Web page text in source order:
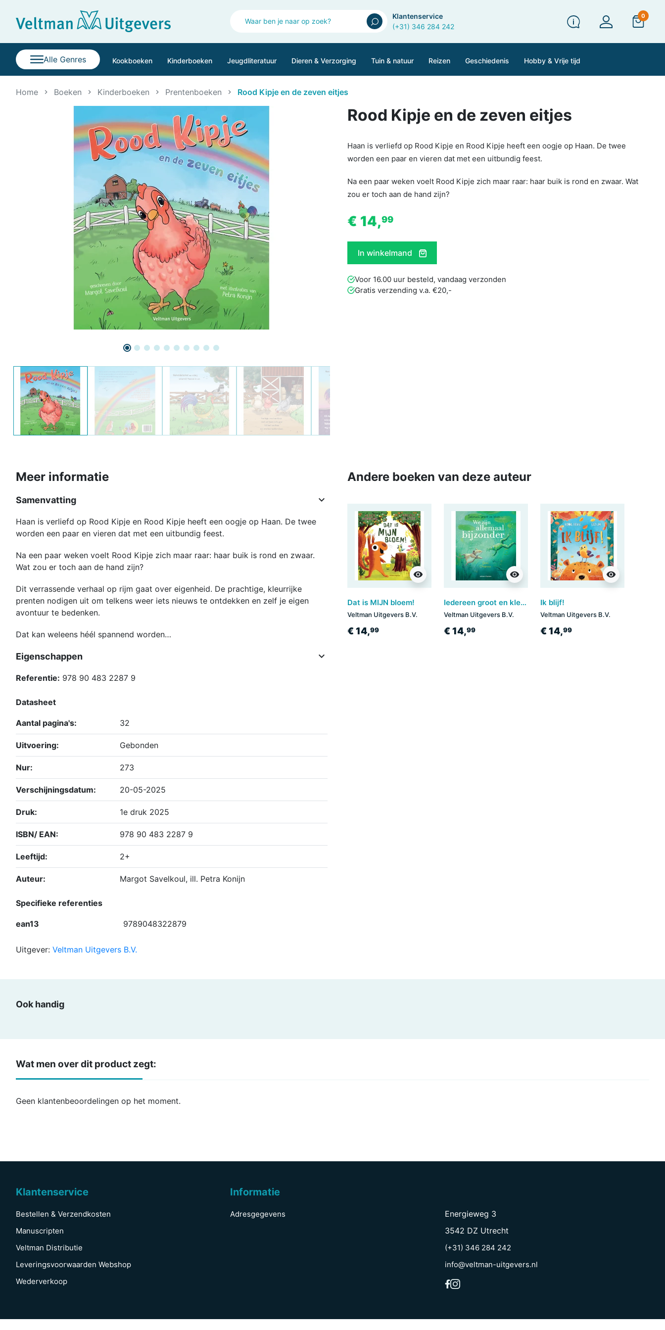
Klantenservice
(+31) 346 284 242
0
Alle Genres Kookboeken Kinderboeken Jeugdliteratuur Dieren & Verzorging Tuin & natuur Reizen Geschiedenis Hobby & Vrije tijd
Home Boeken Kinderboeken Prentenboeken Rood Kipje en de zeven eitjes
Rood Kipje en de zeven eitjes
Haan is verliefd op Rood Kipje en Rood Kipje heeft een oogje op Haan. De twee
worden een paar en vieren dat met een uitbundig feest.
Na een paar weken voelt Rood Kipje zich maar raar: haar buik is rond en zwaar. Wat
zou er toch aan de hand zijn?
€ 14,99
In winkelmand
Voor 16.00 uur besteld, vandaag verzonden
Gratis verzending v.a. €20,-
Meer informatie
Samenvatting 
Haan is verliefd op Rood Kipje en Rood Kipje heeft een oogje op Haan. De twee
worden een paar en vieren dat met een uitbundig feest.
Na een paar weken voelt Rood Kipje zich maar raar: haar buik is rond en zwaar.
Wat zou er toch aan de hand zijn?
Dit verrassende verhaal op rijm gaat over eigenheid. De prachtige, kleurrijke
prenten nodigen uit om telkens weer iets nieuws te ontdekken en zelf je eigen
avontuur te bedenken.
Dat kan weleens héél spannend worden…
Eigenschappen 
Referentie: 978 90 483 2287 9
Datasheet
Aantal pagina's: 32
Uitvoering: Gebonden
Nur: 273
Verschijningsdatum: 20-05-2025
Druk: 1e druk 2025
ISBN/ EAN: 978 90 483 2287 9
Leeftijd: 2+
Auteur: Margot Savelkoul, ill. Petra Konijn
Specifieke referenties
ean13 9789048322879
Uitgever: Veltman Uitgevers B.V.
Andere boeken van deze auteur
visibility
Dat is MIJN bloem!
Veltman Uitgevers B.V.
€ 14,99
visibility
Iedereen groot en klein... We zijn allemaal bijzonder
Veltman Uitgevers B.V.
€ 14,99
visibility
Ik blijf!
Veltman Uitgevers B.V.
€ 14,99
Ook handig
Wat men over dit product zegt:
Geen klantenbeoordelingen op het moment.
Klantenservice
Bestellen & Verzendkosten
Manuscripten
Veltman Distributie
Leveringsvoorwaarden Webshop
Wederverkoop
Informatie
Adresgegevens
Energieweg 3
3542 DZ Utrecht
(+31) 346 284 242
info@veltman-uitgevers.nl